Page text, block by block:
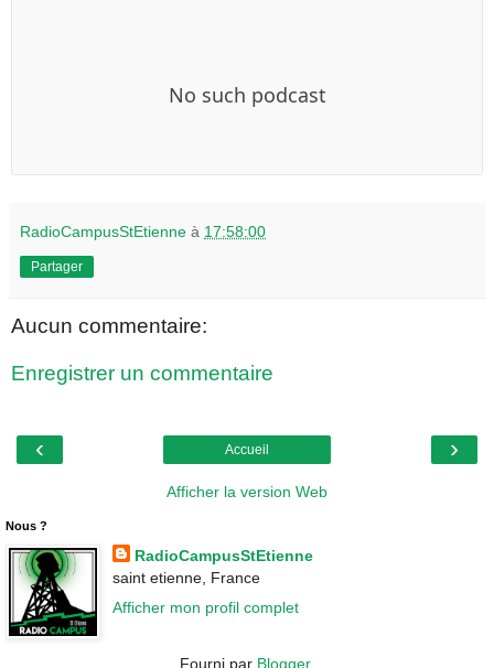
RadioCampusStEtienne à 17:58:00
Partager
Aucun commentaire:
Enregistrer un commentaire
‹ ›
Accueil
Afficher la version Web
Nous ?
RadioCampusStEtienne
saint etienne, France
Afficher mon profil complet
Fourni par Blogger.